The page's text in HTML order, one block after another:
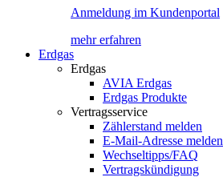
Anmeldung im Kundenportal
mehr erfahren
Erdgas
Erdgas
AVIA Erdgas
Erdgas Produkte
Vertragsservice
Zählerstand melden
E-Mail-Adresse melden
Wechseltipps/FAQ
Vertragskündigung